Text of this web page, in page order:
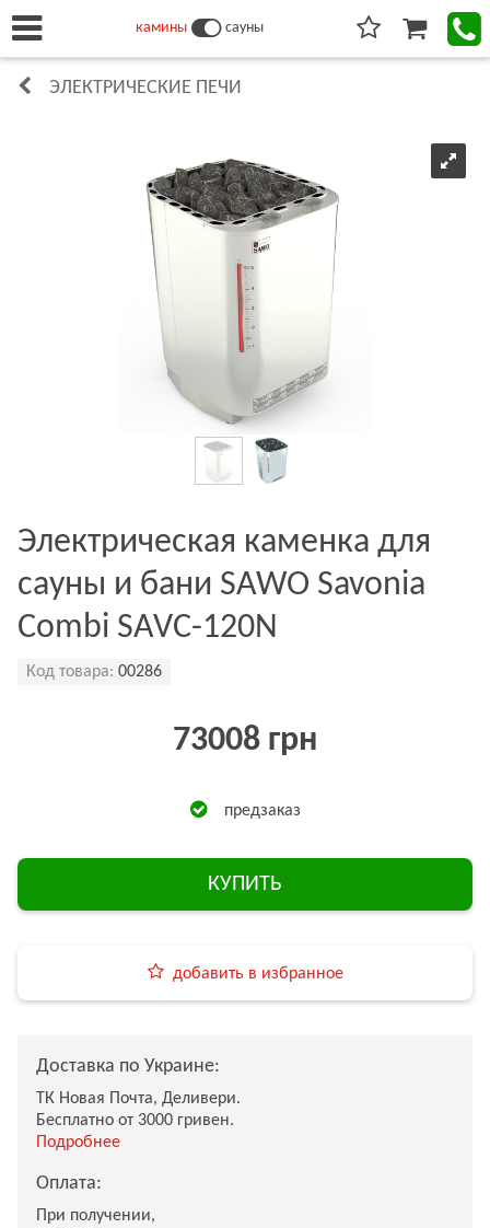
камины сауны
ЭЛЕКТРИЧЕСКИЕ ПЕЧИ
Электрическая каменка для
сауны и бани SAWO Savonia
Combi SAVC-120N
Код товара: 00286
73008 грн
предзаказ
КУПИТЬ
добавить в избранное
Доставка по Украине:
ТК Новая Почта, Деливери.
Бесплатно от 3000 гривен.
Подробнее
Оплата:
При получении,